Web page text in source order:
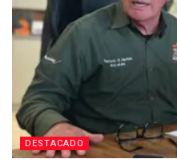
DESTACADO